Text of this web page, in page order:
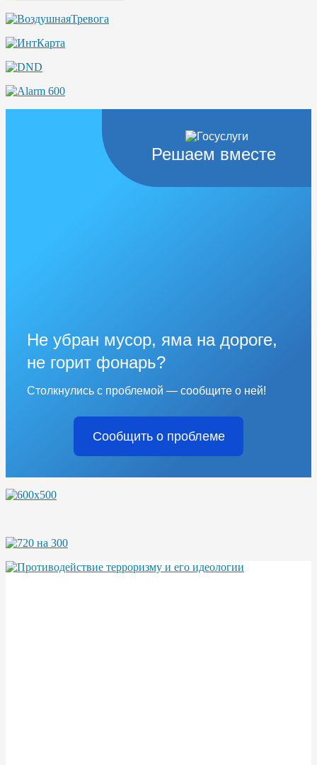
Решаем вместе
Не убран мусор, яма на дороге,
не горит фонарь?
Столкнулись с проблемой — сообщите о ней!
Сообщить о проблеме